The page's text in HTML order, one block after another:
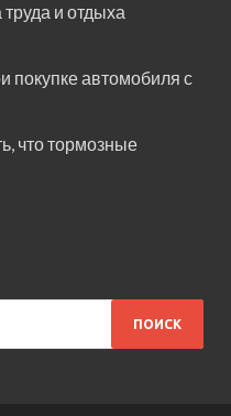
и отдыха
покупке автомобиля с
что тормозные